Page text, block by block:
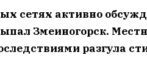
сетях активно
Змеиногорск.
разгула